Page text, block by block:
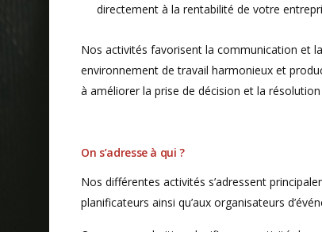
directement à la rentabilité de votre
Nos activités favorisent la communication et
environnement de travail harmonieux et
à améliorer la prise de décision et la
On s’adresse à qui ?
Nos différentes activités s’adressent
planificateurs ainsi qu’aux organisateurs